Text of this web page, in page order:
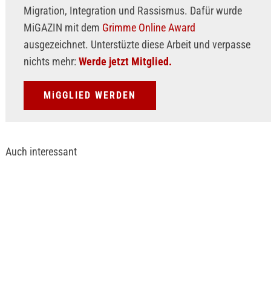
Migration, Integration und Rassismus. Dafür wurde
MiGAZIN mit dem Grimme Online Award
ausgezeichnet. Unterstüzte diese Arbeit und verpasse
nichts mehr: Werde jetzt Mitglied.
MiGGLIED WERDEN
Auch interessant